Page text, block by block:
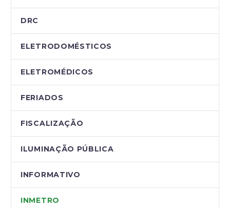
DRC
ELETRODOMÉSTICOS
ELETROMÉDICOS
FERIADOS
FISCALIZAÇÃO
ILUMINAÇÃO PÚBLICA
INFORMATIVO
INMETRO